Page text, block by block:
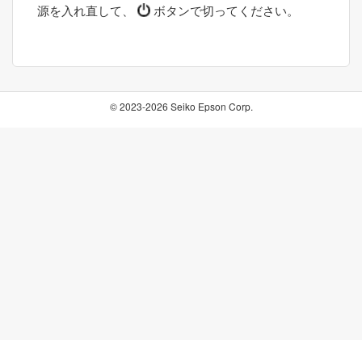
源を入れ直して、
ボタンで切ってください。
© 2023-2026 Seiko Epson Corp.